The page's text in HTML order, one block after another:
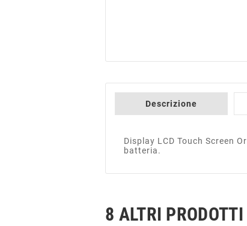
Descrizione
Display LCD Touch Screen
batteria.
8 ALTRI